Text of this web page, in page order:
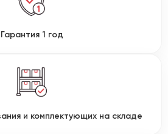
Гарантия 1 год
и комплектующих на складе